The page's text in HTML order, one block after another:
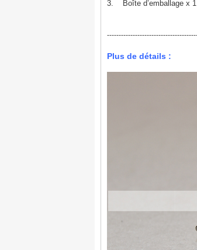
3. Boîte d’emballage x 1
Plus de détails :